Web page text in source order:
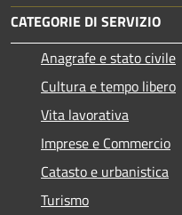
CATEGORIE DI SERVIZIO
Anagrafe e stato civile
Cultura e tempo libero
Vita lavorativa
Imprese e Commercio
Catasto e urbanistica
Turismo